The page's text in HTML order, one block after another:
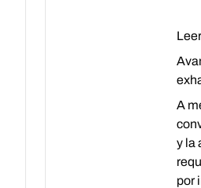
A
y la
por